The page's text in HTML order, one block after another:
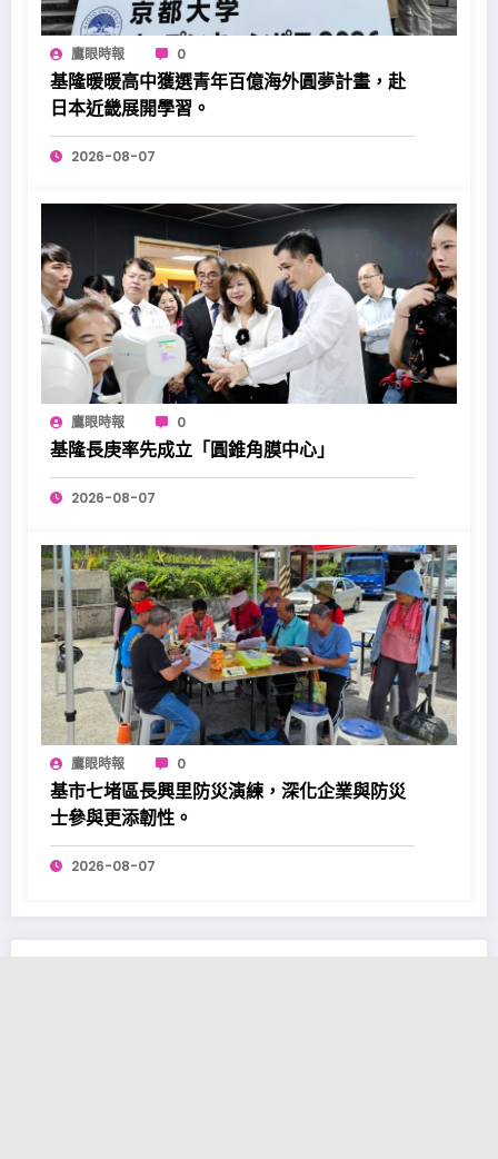
鷹眼時報 0
基隆暖暖高中獲選青年百億海外圓夢計畫，赴
日本近畿展開學習。
2026-08-07
鷹眼時報 0
基隆長庚率先成立「圓錐角膜中心」
2026-08-07
鷹眼時報 0
基市七堵區長興里防災演練，深化企業與防災
士參與更添韌性。
2026-08-07